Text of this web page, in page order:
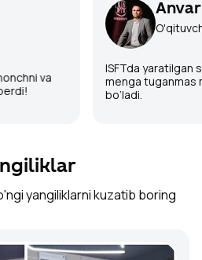
va
ISFTda
menga
bo‘ladi.
yangiliklarni kuzatib boring